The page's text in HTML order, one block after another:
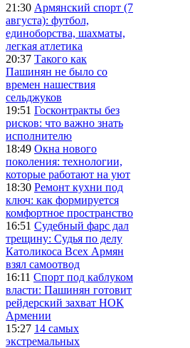
21:30 Армянский спорт (7
августа): футбол,
единоборства, шахматы,
легкая атлетика
20:37 Такого как
Пашинян не было со
времен нашествия
сельджуков
19:51 Госконтракты без
рисков: что важно знать
исполнителю
18:49 Окна нового
поколения: технологии,
которые работают на уют
18:30 Ремонт кухни под
ключ: как формируется
комфортное пространство
16:51 Судебный фарс дал
трещину: Судья по делу
Католикоса Всех Армян
взял самоотвод
16:11 Спорт под каблуком
власти: Пашинян готовит
рейдерский захват НОК
Армении
15:27 14 самых
экстремальных